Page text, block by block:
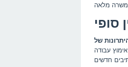
סופי
של
עבודה